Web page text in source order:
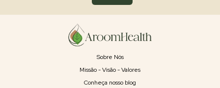
Sobre Nós
Missão - Visão - Valores
Conheça nosso blog